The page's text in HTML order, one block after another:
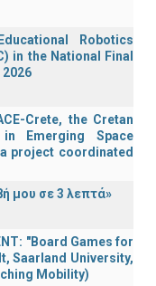
Robotics
in the National Final
2026
Crete, the Cretan
Emerging Space
project coordinated
μου σε 3 λεπτά»
"Board Games for
Saarland University,
Mobility)